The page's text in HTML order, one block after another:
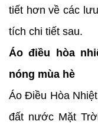
tiết hơn về các
tích chi tiết sau.
Áo điều hòa
nóng mùa hè
Áo Điều Hòa
đất nước Mặt